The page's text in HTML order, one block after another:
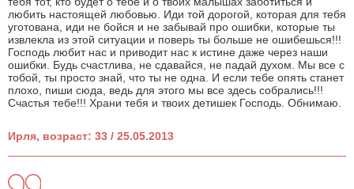
любить настоящей любовью. Иди той дорогой, которая для тебя
уготована, иди не бойся и не забывай про ошибки, которые ты
извлекла из этой ситуации и поверь ты больше не ошибешься!!!
Господь любит нас и приводит нас к истине даже через наши
ошибки. Будь счастлива, не сдавайся, не падай духом. Мы все с
тобой, ты просто знай, что ты не одна. И если тебе опять станет
плохо, пиши сюда, ведь для этого мы все здесь собрались!!!
Счастья тебе!!! Храни тебя и твоих детишек Господь. Обнимаю.
Ирля, возраст: 33 / 25.05.2013